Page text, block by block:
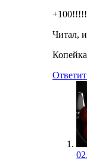
+100!!!!!
Читал,